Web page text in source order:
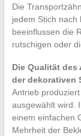
Die
jedem Stich
beeinflussen die
rutschigen oder
Die Qualität
der dekorativen
Antrieb
ausgewählt wird.
einem einfachen
Mehrheit der